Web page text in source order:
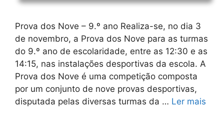
Prova dos Nove – 9.º ano Realiza-se, no dia 3
de novembro, a Prova dos Nove para as turmas
do 9.º ano de escolaridade, entre as 12:30 e as
14:15, nas instalações desportivas da escola. A
Prova dos Nove é uma competição composta
por um conjunto de nove provas desportivas,
disputada pelas diversas turmas da … Ler mais